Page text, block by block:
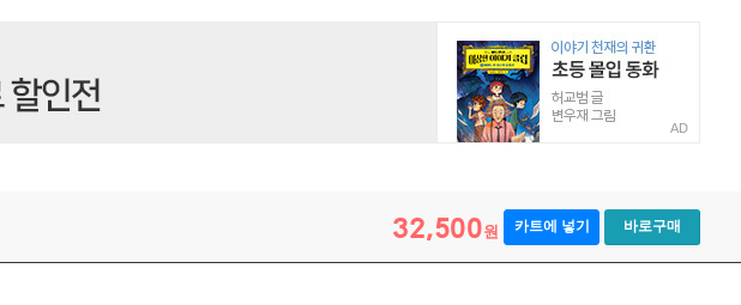
AD
32,500원 카트에 넣기 바로구매